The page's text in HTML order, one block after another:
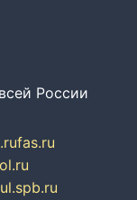
России
fas.ru